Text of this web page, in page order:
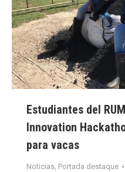
Estudiantes del
Innovation
para vacas
Noticias, Portada destaque